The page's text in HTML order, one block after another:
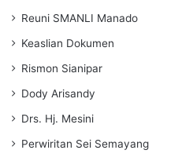
Reuni SMANLI Manado
Keaslian Dokumen
Rismon Sianipar
Dody Arisandy
Drs. Hj. Mesini
Perwiritan Sei Semayang